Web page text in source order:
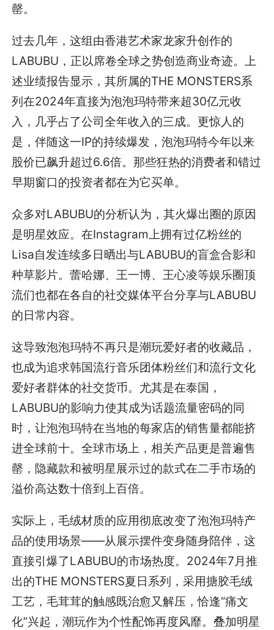
罄。
过去几年，这组由香港艺术家龙家升创作的
LABUBU，正以席卷全球之势创造商业奇迹。上
述业绩报告显示，其所属的THE MONSTERS系
列在2024年直接为泡泡玛特带来超30亿元收
入，几乎占了公司全年收入的三成。更惊人的
是，伴随这一IP的持续爆发，泡泡玛特今年以来
股价已飙升超过6.6倍。那些狂热的消费者和错过
早期窗口的投资者都在为它买单。
众多对LABUBU的分析认为，其火爆出圈的原因
是明星效应。在Instagram上拥有过亿粉丝的
Lisa自发连续多日晒出与LABUBU的盲盒合影和
种草影片。蕾哈娜、王一博、王心凌等娱乐圈顶
流们也都在各自的社交媒体平台分享与LABUBU
的日常内容。
这导致泡泡玛特不再只是潮玩爱好者的收藏品，
也成为追求韩国流行音乐团体粉丝们和流行文化
爱好者群体的社交货币。尤其是在泰国，
LABUBU的影响力使其成为话题流量密码的同
时，让泡泡玛特在当地的每家店的销售量都能挤
进全球前十。全球市场上，相关产品更是普遍售
罄，隐藏款和被明星展示过的款式在二手市场的
溢价高达数十倍到上百倍。
实际上，毛绒材质的应用彻底改变了泡泡玛特产
品的使用场景——从展示摆件变身随身陪伴，这
直接引爆了LABUBU的市场热度。2024年7月推
出的THE MONSTERS夏日系列，采用搪胶毛绒
工艺，毛茸茸的触感既治愈又解压，恰逢“痛文
化”兴起，潮玩作为个性配饰再度风靡。叠加明星